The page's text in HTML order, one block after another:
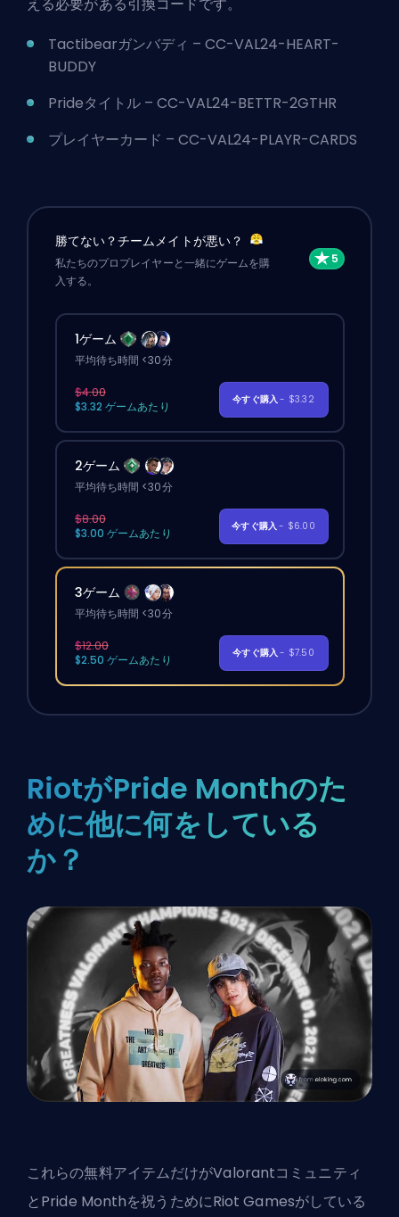
える必要がある引換コードです。
Tactibearガンバディ – CC-VAL24-HEART-
BUDDY
Prideタイトル – CC-VAL24-BETTR-2GTHR
プレイヤーカード – CC-VAL24-PLAYR-CARDS
勝てない？チームメイトが悪い？
私たちのプロプレイヤーと一緒にゲームを購
入する。
1ゲーム
平均待ち時間 <30分
$4.00
$3.32 ゲームあたり
今すぐ購入- $3.32
2ゲーム
平均待ち時間 <30分
$8.00
$3.00 ゲームあたり
今すぐ購入- $6.00
3ゲーム
平均待ち時間 <30分
$12.00
$2.50 ゲームあたり
今すぐ購入- $7.50
RiotがPride Monthのた
めに他に何をしている
か？
これらの無料アイテムだけがValorantコミュニティ
とPride Monthを祝うためにRiot Gamesがしている